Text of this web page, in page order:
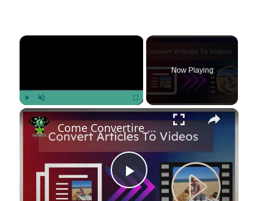
×
Play Unmute Fullscreen
Now Playing
×
P
Come Convertire Un Articolo In Un Video Gratuitamente Online?